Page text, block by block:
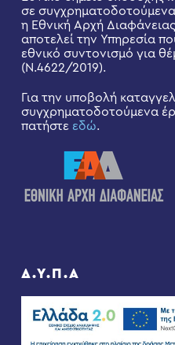
σε
η Εθνική Αρχή
αποτελεί την Υπηρεσία
εθνικό συντονισμό για
(Ν.4622/2019).
Για την υποβολή
συγχρηματοδοτούμενα
πατήστε εδώ.
Δ.Υ.Π.Α